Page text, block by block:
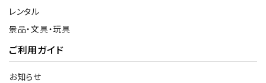
レンタル
景品・文具・玩具
ご利用ガイド
お知らせ